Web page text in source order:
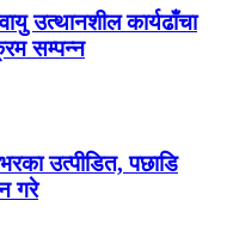
उत्थानशील कार्यढाँचा
सम्पन्न
उत्पीडित, पछाडि
गरे